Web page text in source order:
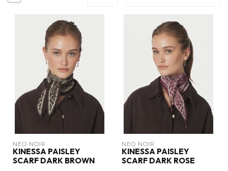
NEO NOIR
KINESSA PAISLEY
SCARF DARK BROWN
NEO NOIR
KINESSA PAISLEY
SCARF DARK ROSE